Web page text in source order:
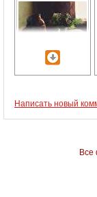
Написать новый
Все